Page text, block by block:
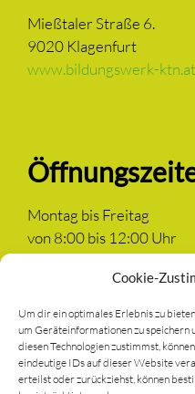
Cookie-
Um dir ein optimales Erlebnis zu
um Geräteinformationen zu speichern
diesen Technologien zustimmst,
eindeutige IDs auf dieser Website
erteilst oder zurückziehst, können
Mießtaler Straße 6.
9020 Klagenfurt
www.bildungswerk-ktn.at
Montag bis Freitag
von 8:00 bis 12:00 Uhr